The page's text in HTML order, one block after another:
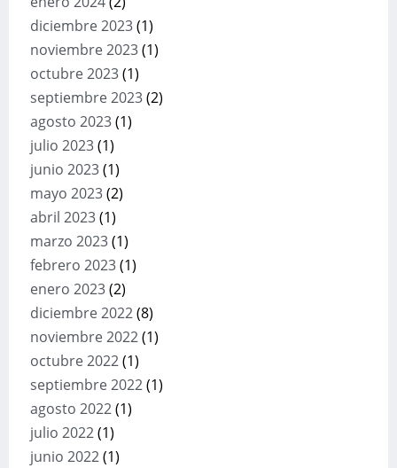
diciembre 2023(1)
noviembre 2023(1)
octubre 2023(1)
septiembre 2023(2)
agosto 2023(1)
julio 2023(1)
junio 2023(1)
mayo 2023(2)
abril 2023(1)
marzo 2023(1)
febrero 2023(1)
enero 2023(2)
diciembre 2022(8)
noviembre 2022(1)
octubre 2022(1)
septiembre 2022(1)
agosto 2022(1)
julio 2022(1)
junio 2022(1)